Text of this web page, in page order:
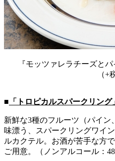
『モッツァレラチーズと
（+
■ 「トロピカルスパークリング
新鮮な3種のフルーツ（パイ
味漂う、スパークリングワイ
ルカクテル。お酒が苦手な方
ご用意。（ノンアルコール：